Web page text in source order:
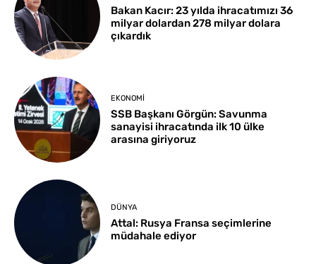
Bakan Kacır: 23 yılda ihracatımızı 36
milyar dolardan 278 milyar dolara
çıkardık
EKONOMI
SSB Başkanı Görgün: Savunma
sanayisi ihracatında ilk 10 ülke
arasına giriyoruz
DÜNYA
Attal: Rusya Fransa seçimlerine
müdahale ediyor